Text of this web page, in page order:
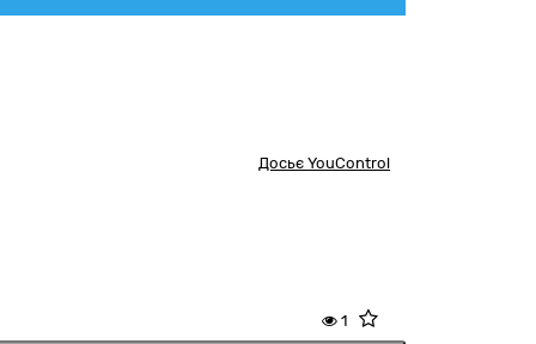
Досьє YouControl
1